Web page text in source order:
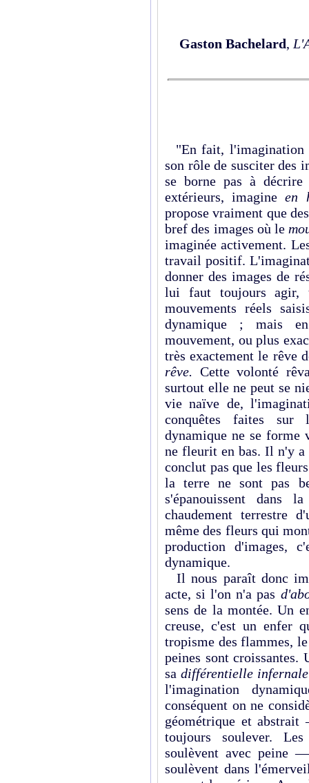
Gaston Bachelard,
"En fait, l'imagination
son rôle de susciter des
se borne pas à décrire
extérieurs, imagineen
propose vraiment que
bref des images où le
imaginée activement.
travail positif.
donner des images de
lui faut toujours agir,
mouvements réels
dynamique ; mais
mouvement, ou plus
très exactement le rêve
rêve. Cette volonté
surtout elle ne peut se
vie naïve de,
conquêtes faites sur
dynamique ne se forme
ne fleurit en bas. Il n'y
conclut pas que les
la terre ne sont pas
s'épanouissent dans
chaudement terrestre
même des fleurs qui
production d'images,
dynamique.
Il nous paraît donc
acte, si l'on n'a pas
sens de la montée. Un
creuse, c'est un enfer
tropisme des flammes,
peines sont
sa différentielle infernale
l'imagination
conséquent on ne
géométrique et
toujours soulever.
soulèvent avec peine
soulèvent dans